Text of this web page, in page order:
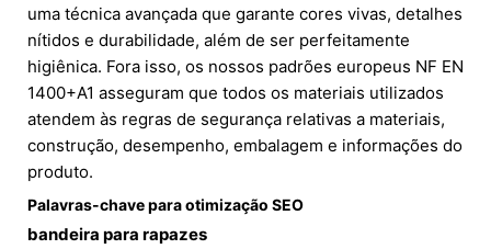
uma técnica avançada que garante cores vivas, detalhes
nítidos e durabilidade, além de ser perfeitamente
higiênica. Fora isso, os nossos padrões europeus NF EN
1400+A1 asseguram que todos os materiais utilizados
atendem às regras de segurança relativas a materiais,
construção, desempenho, embalagem e informações do
produto.
Palavras-chave para otimização SEO
bandeira para rapazes